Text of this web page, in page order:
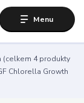
Menu
(celkem 4 produkty
Chlorella Growth